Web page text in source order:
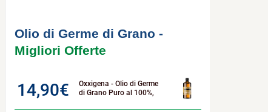
Olio di Germe di Grano -
Migliori Offerte
14,90€
Oxxigena - Olio di Germe
di Grano Puro al 100%,